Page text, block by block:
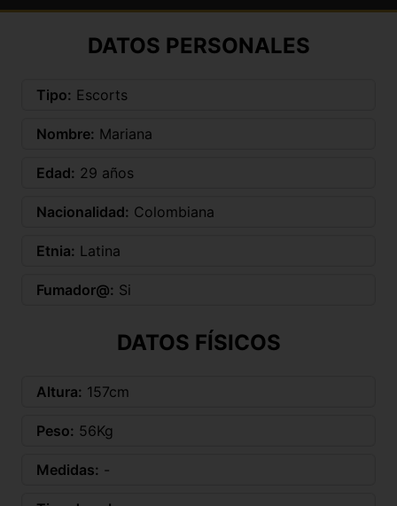
DATOS PERSONALES
Tipo: Escorts
Nombre: Mariana
Edad: 29 años
Nacionalidad: Colombiana
Etnia: Latina
Fumador@: Si
DATOS FÍSICOS
Altura: 157cm
Peso: 56Kg
Medidas: -